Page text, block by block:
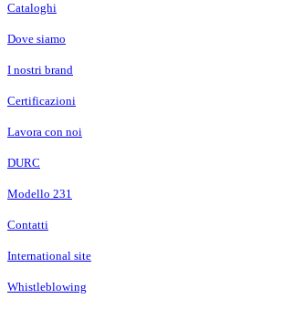
Cataloghi
Dove siamo
I nostri brand
Certificazioni
Lavora con noi
DURC
Modello 231
Contatti
International site
Whistleblowing